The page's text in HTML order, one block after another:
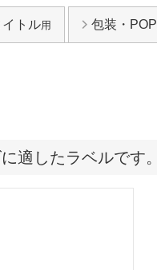
トル用 包装・POP
適したラベルです。